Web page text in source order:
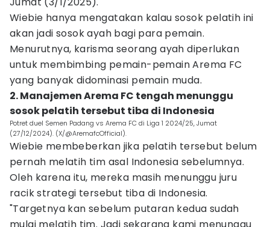
Wiebie hanya mengatakan kalau sosok pelatih ini
akan jadi sosok ayah bagi para pemain.
Menurutnya, karisma seorang ayah diperlukan
untuk membimbing pemain-pemain Arema FC
yang banyak didominasi pemain muda.
2. Manajemen Arema FC tengah menunggu
sosok pelatih tersebut tiba di Indonesia
Potret duel Semen Padang vs Arema FC di Liga 1 2024/25, Jumat
(27/12/2024). (X/@AremafcOfficial).
Wiebie membeberkan jika pelatih tersebut belum
pernah melatih tim asal Indonesia sebelumnya.
Oleh karena itu, mereka masih menunggu juru
racik strategi tersebut tiba di Indonesia.
"Targetnya kan sebelum putaran kedua sudah